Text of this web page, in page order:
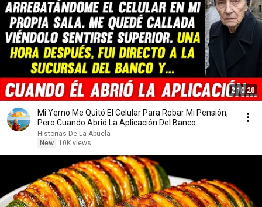
2:10:28
Mi Yerno Me Quitó El Celular Para Robar Mi Pensión,
Pero Cuando Abrió La Aplicación Del Banco...
Historias De La Abuela
New
10K views